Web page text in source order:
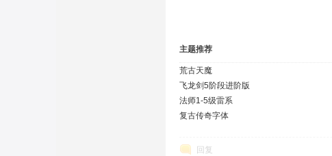
主题推荐
荒古天魔
飞龙剑5阶段进阶版
法师1-5级雷系
复古传奇字体
回复